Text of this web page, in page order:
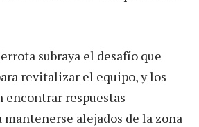
subraya el desafío que
revitalizar el equipo, y los
encontrar respuestas
alejados de la zona